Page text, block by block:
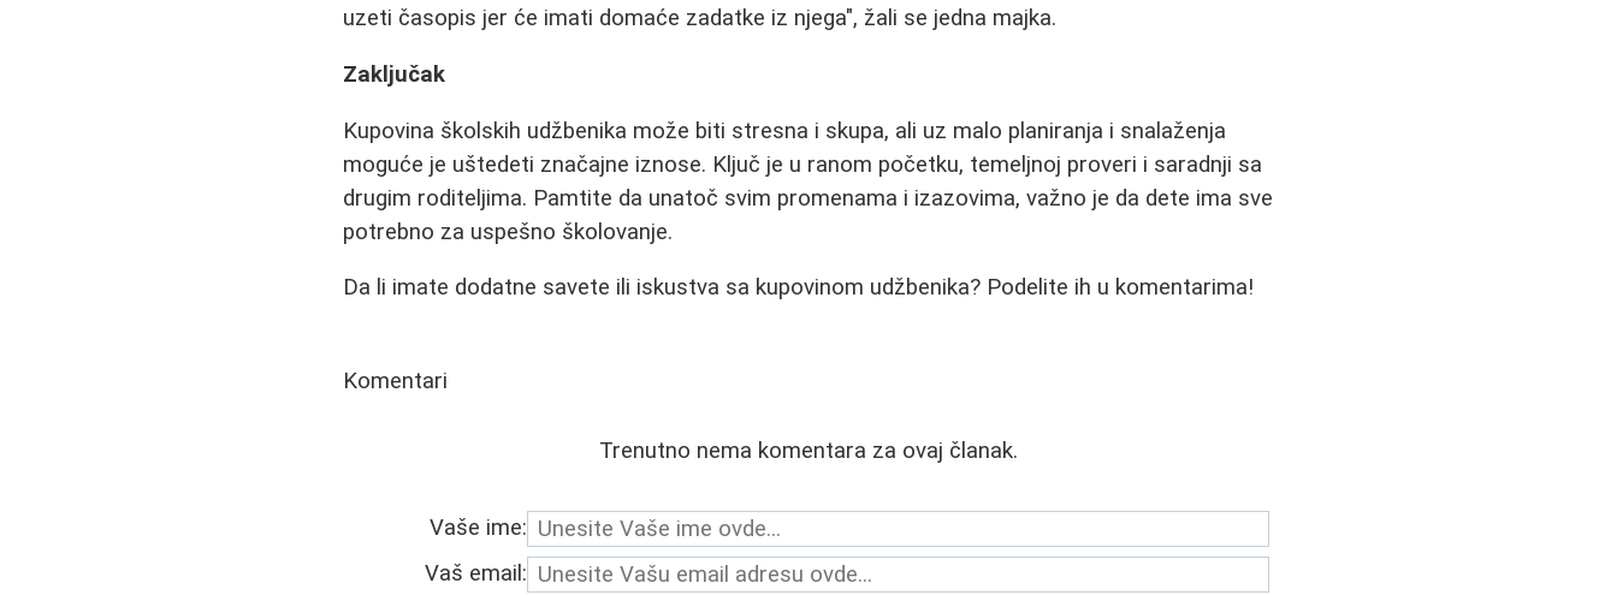
uzeti časopis jer će imati domaće zadatke iz njega", žali se jedna majka.
Zaključak
Kupovina školskih udžbenika može biti stresna i skupa, ali uz malo planiranja i snalaženja
moguće je uštedeti značajne iznose. Ključ je u ranom početku, temeljnoj proveri i saradnji sa
drugim roditeljima. Pamtite da unatoč svim promenama i izazovima, važno je da dete ima sve
potrebno za uspešno školovanje.
Da li imate dodatne savete ili iskustva sa kupovinom udžbenika? Podelite ih u komentarima!
Komentari
Trenutno nema komentara za ovaj članak.
Vaše ime:
Vaš email: